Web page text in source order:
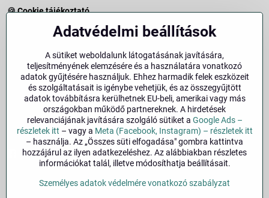
🍪Cookie tájékoztató
A weboldalon használt sütikről és adatkezelésről.
Vásárlástól való elállás menete és feltételei.
Elállás a szerződéstől
Impresszum
Üzemeltetői adatok és jogi tudnivalók.
🔐Biztonság
Facebook Instagram
Adatvédelmi beállítások
A sütiket weboldalunk látogatásának javítására,
teljesítményének elemzésére és a használatára vonatkozó
adatok gyűjtésére használjuk. Ehhez harmadik felek eszközeit
és szolgáltatásait is igénybe vehetjük, és az összegyűjtött
adatok továbbításra kerülhetnek EU-beli, amerikai vagy más
országokban működő partnereknek. A hirdetések
relevanciájának javítására szolgáló sütiket a Google Ads –
részletek itt – vagy a Meta (Facebook, Instagram) – részletek itt
– használja. Az „Összes süti elfogadása" gombra kattintva
hozzájárul az ilyen adatkezeléshez. Az alábbiakban részletes
információkat talál, illetve módosíthatja beállításait.
Személyes adatok védelmére vonatkozó szabályzat